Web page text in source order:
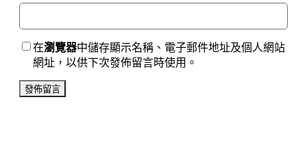
在瀏覽器中儲存顯示名稱、電子郵件地址及個人網站
網址，以供下次發佈留言時使用。